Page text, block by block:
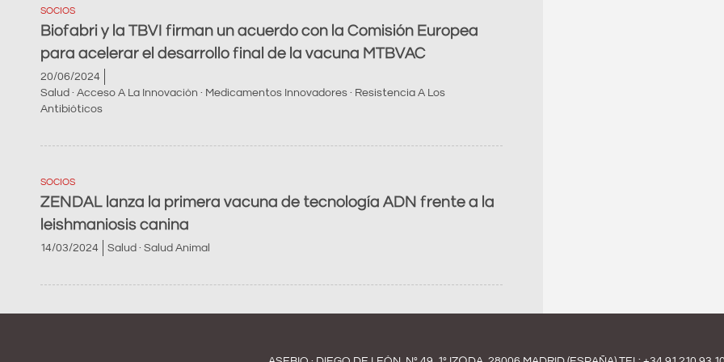
SOCIOS
Biofabri y la TBVI firman un acuerdo con la Comisión Europea
para acelerar el desarrollo final de la vacuna MTBVAC
20/06/2024
Salud · Acceso A La Innovación · Medicamentos Innovadores · Resistencia A Los
Antibióticos
SOCIOS
ZENDAL lanza la primera vacuna de tecnología ADN frente a la
leishmaniosis canina
14/03/2024 Salud · Salud Animal